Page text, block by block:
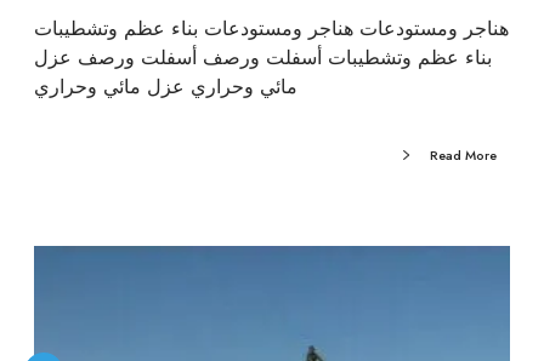
هناجر ومستودعات هناجر ومستودعات بناء عظم وتشطيبات
بناء عظم وتشطيبات أسفلت ورصف أسفلت ورصف عزل
مائي وحراري عزل مائي وحراري
Read More